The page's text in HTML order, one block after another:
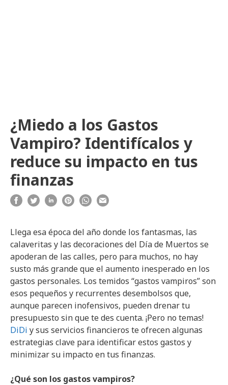
¿Miedo a los Gastos
Vampiro? Identifícalos y
reduce su impacto en tus
finanzas
Llega esa época del año donde los fantasmas, las
calaveritas y las decoraciones del Día de Muertos se
apoderan de las calles, pero para muchos, no hay
susto más grande que el aumento inesperado en los
gastos personales. Los temidos “gastos vampiros” son
esos pequeños y recurrentes desembolsos que,
aunque parecen inofensivos, pueden drenar tu
presupuesto sin que te des cuenta. ¡Pero no temas!
DiDi y sus servicios financieros te ofrecen algunas
estrategias clave para identificar estos gastos y
minimizar su impacto en tus finanzas.
¿Qué son los gastos vampiros?